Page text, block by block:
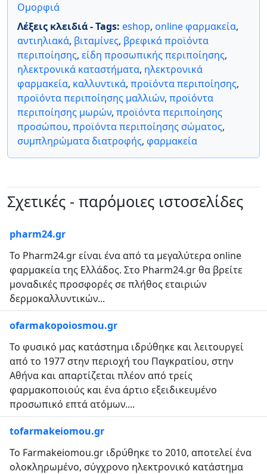
Ομορφιά
Λέξεις κλειδιά - Tags: eshop, online φαρμακεία,
αντιηλιακά, βιταμίνες, βρεφικά προϊόντα
περιποίησης, είδη προσωπικής περιποίησης,
ηλεκτρονικά καταστήματα, ηλεκτρονικά
φαρμακεία, καλλυντικά, προϊόντα περιποίησης,
προϊόντα περιποίησης μαλλιών, προϊόντα
περιποίησης μωρών, προϊόντα περιποίησης
προσώπου, προϊόντα περιποίησης σώματος,
συμπληρώματα διατροφής, φαρμακεία
Σχετικές - παρόμοιες ιστοσελίδες
pharm24.gr
Το Pharm24.gr είναι ένα από τα μεγαλύτερα online
φαρμακεία της Ελλάδος. Στο Pharm24.gr θα βρείτε
μοναδικές προσφορές σε πλήθος εταιριών
δερμοκαλλυντικών...
ofarmakopoiosmou.gr
Το φυσικό μας κατάστημα ιδρύθηκε και λειτουργεί
από το 1977 στην περιοχή του Παγκρατίου, στην
Αθήνα και απαρτίζεται πλέον από τρείς
φαρμακοποιούς και ένα άρτιο εξειδικευμένο
προσωπικό επτά ατόμων....
tofarmakeiomou.gr
To Farmakeiomou.gr ιδρύθηκε το 2010, αποτελεί ένα
ολοκληρωμένο, σύγχρονο ηλεκτρονικό κατάστημα